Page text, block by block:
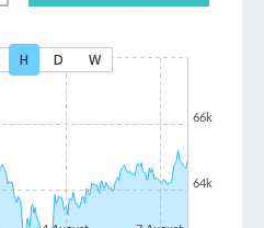
H D W
64k
66k